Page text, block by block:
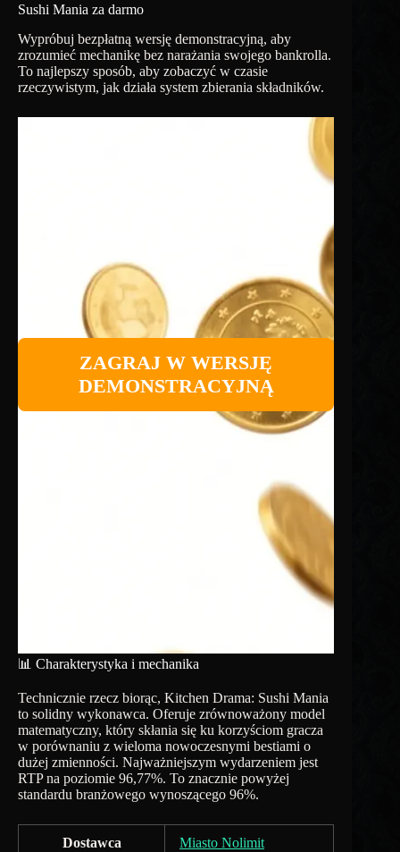
Sushi Mania za darmo
Wypróbuj bezpłatną wersję demonstracyjną, aby
zrozumieć mechanikę bez narażania swojego bankrolla.
To najlepszy sposób, aby zobaczyć w czasie
rzeczywistym, jak działa system zbierania składników.
ZAGRAJ W WERSJĘ
DEMONSTRACYJNĄ
📊 Charakterystyka i mechanika
Technicznie rzecz biorąc, Kitchen Drama: Sushi Mania
to solidny wykonawca. Oferuje zrównoważony model
matematyczny, który skłania się ku korzyściom gracza
w porównaniu z wieloma nowoczesnymi bestiami o
dużej zmienności. Najważniejszym wydarzeniem jest
RTP na poziomie 96,77%. To znacznie powyżej
standardu branżowego wynoszącego 96%.
Dostawca Miasto Nolimit